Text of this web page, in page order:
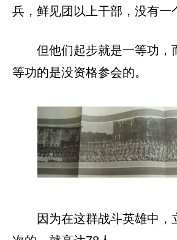
兵，鲜见团以上干部，没有一
但他们起步就是一等功，
等功的是没资格参会的。
因为在这群战斗英雄中，